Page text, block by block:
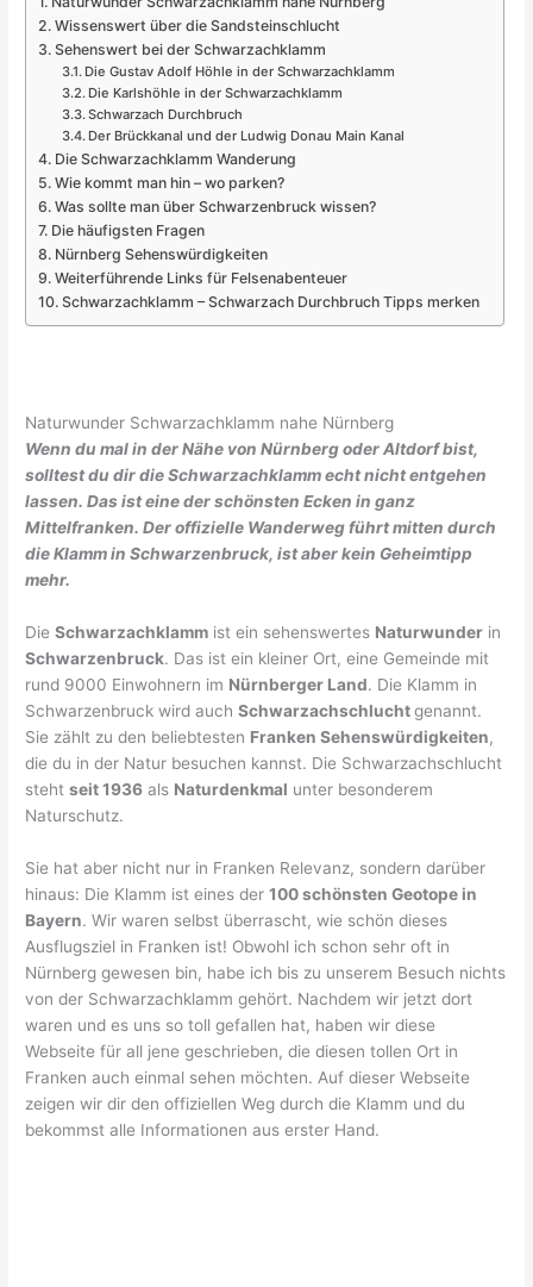
Wissenswert über die Sandsteinschlucht
Sehenswert bei der Schwarzachklamm
Die Gustav Adolf Höhle in der Schwarzachklamm
Die Karlshöhle in der Schwarzachklamm
Schwarzach Durchbruch
Der Brückkanal und der Ludwig Donau Main Kanal
Die Schwarzachklamm Wanderung
Wie kommt man hin – wo parken?
Was sollte man über Schwarzenbruck wissen?
Die häufigsten Fragen
Nürnberg Sehenswürdigkeiten
Weiterführende Links für Felsenabenteuer
Schwarzachklamm – Schwarzach Durchbruch Tipps merken
Naturwunder Schwarzachklamm nahe Nürnberg
Wenn du mal in der Nähe von Nürnberg oder Altdorf bist,
solltest du dir dieSchwarzachklammecht nicht entgehen
lassen. Das ist eine der schönsten Ecken in ganz
Mittelfranken. Der offizielle Wanderweg führt mitten durch
die Klamm in Schwarzenbruck, ist aber kein Geheimtipp
mehr.
DieSchwarzachklamm ist ein sehenswertes Naturwunder in
Schwarzenbruck. Das ist ein kleiner Ort, eine Gemeinde mit
rund 9000 Einwohnern im Nürnberger Land. Die Klamm in
Schwarzenbruck wird auchSchwarzachschluchtgenannt.
Sie zählt zu den beliebtesten Franken Sehenswürdigkeiten,
die du in der Natur besuchen kannst. Die Schwarzachschlucht
stehtseit 1936 als Naturdenkmal unter besonderem
Naturschutz.
Sie hat aber nicht nur in Franken Relevanz, sondern darüber
hinaus: Die Klamm ist eines der100 schönsten Geotope in
Bayern. Wir waren selbst überrascht, wie schön dieses
Ausflugsziel in Franken ist! Obwohl ich schon sehr oft in
Nürnberg gewesen bin, habe ich bis zu unserem Besuch nichts
von der Schwarzachklamm gehört. Nachdem wir jetzt dort
waren und es uns so toll gefallen hat, haben wir diese
Webseite für all jene geschrieben, die diesen tollen Ort in
Franken auch einmal sehen möchten. Auf dieser Webseite
zeigen wir dir den offiziellen Weg durch die Klamm und du
bekommst alle Informationen aus erster Hand.